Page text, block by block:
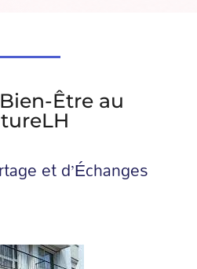
Bien-Être au
et d’Échanges